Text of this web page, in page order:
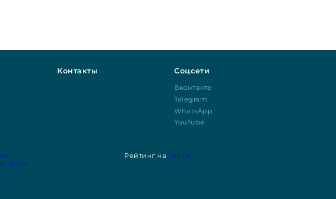
Контакты Соцсети
Вконтакте
Telegram
WhatsApp
YouTube
Рейтинг на Yell.ru